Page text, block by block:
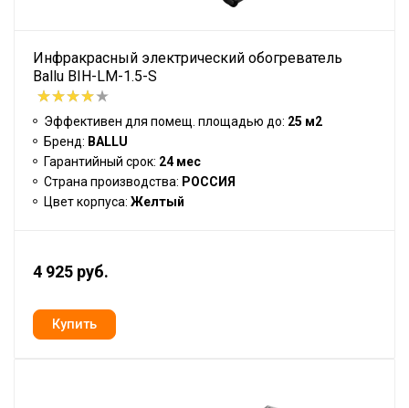
Инфракрасный электрический обогреватель
Ballu BIH-LM-1.5-S
Эффективен для помещ. площадью до: 25 м2
Бренд: BALLU
Гарантийный срок: 24 мес
Страна производства: РОССИЯ
Цвет корпуса: Желтый
4 925 руб.